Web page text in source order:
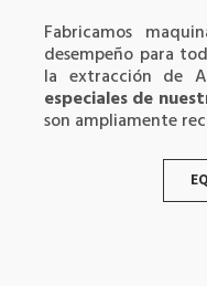
Fabricamos
desempeño para
la extracción de
especiales de
son ampliamente